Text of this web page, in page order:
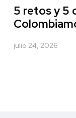
5 retos y 5
julio 24, 2026